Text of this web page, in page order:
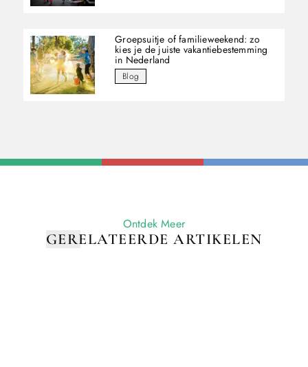
Groepsuitje of familieweekend: zo
kies je de juiste vakantiebestemming
in Nederland
Blog
Ontdek Meer
GERELATEERDE ARTIKELEN